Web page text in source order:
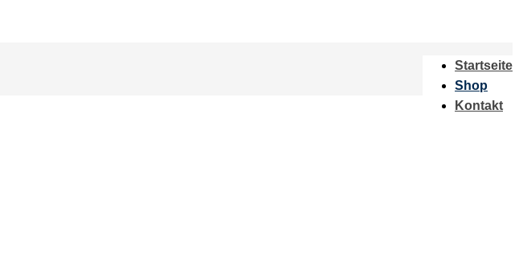
Startseite
Shop
Kontakt